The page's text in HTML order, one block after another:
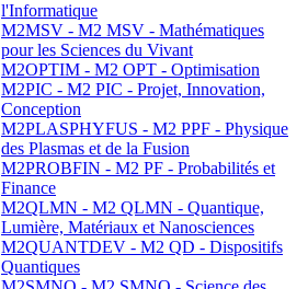
l'Informatique
M2MSV - M2 MSV - Mathématiques
pour les Sciences du Vivant
M2OPTIM - M2 OPT - Optimisation
M2PIC - M2 PIC - Projet, Innovation,
Conception
M2PLASPHYFUS - M2 PPF - Physique
des Plasmas et de la Fusion
M2PROBFIN - M2 PF - Probabilités et
Finance
M2QLMN - M2 QLMN - Quantique,
Lumière, Matériaux et Nanosciences
M2QUANTDEV - M2 QD - Dispositifs
Quantiques